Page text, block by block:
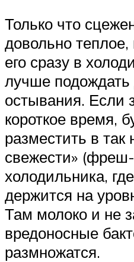
Только что
довольно теплое,
его сразу в
лучше подождать
остывания. Если
короткое время,
разместить в
свежести»
холодильника,
держится на
Там молоко и не
вредоносные
размножатся.